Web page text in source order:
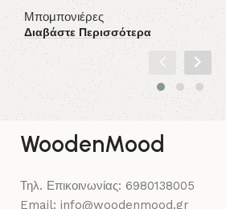
Μπομπονιέρες
Διαβάστε Περισσότερα
WoodenMood
Τηλ. Επικοινωνίας: 6980138005
Email: info@woodenmood.gr